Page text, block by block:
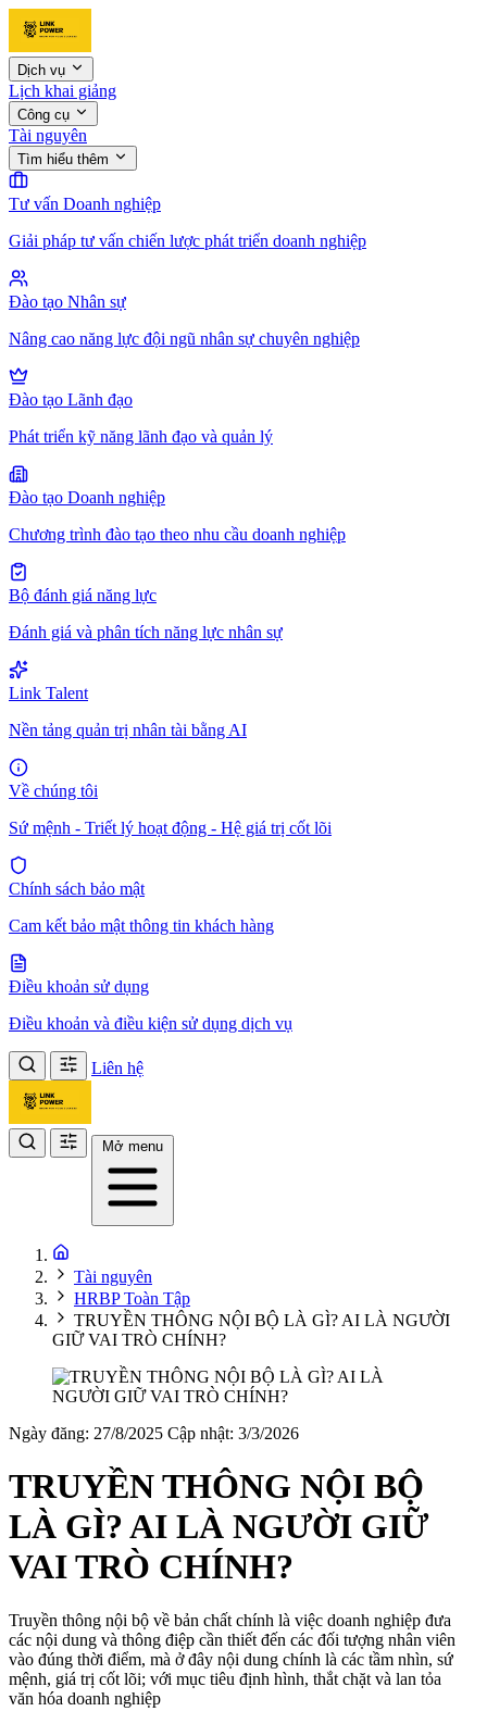
Dịch vụ
Lịch khai giảng
Công cụ
Tài nguyên
Tìm hiểu thêm
Tư vấn Doanh nghiệp
Giải pháp tư vấn chiến lược phát triển doanh nghiệp
Đào tạo Nhân sự
Nâng cao năng lực đội ngũ nhân sự chuyên nghiệp
Đào tạo Lãnh đạo
Phát triển kỹ năng lãnh đạo và quản lý
Đào tạo Doanh nghiệp
Chương trình đào tạo theo nhu cầu doanh nghiệp
Bộ đánh giá năng lực
Đánh giá và phân tích năng lực nhân sự
Link Talent
Nền tảng quản trị nhân tài bằng AI
Về chúng tôi
Sứ mệnh - Triết lý hoạt động - Hệ giá trị cốt lõi
Chính sách bảo mật
Cam kết bảo mật thông tin khách hàng
Điều khoản sử dụng
Điều khoản và điều kiện sử dụng dịch vụ
Liên hệ
Mở menu
Tài nguyên
HRBP Toàn Tập
TRUYỀN THÔNG NỘI BỘ LÀ GÌ? AI LÀ NGƯỜI
GIỮ VAI TRÒ CHÍNH?
Ngày đăng: 27/8/2025 Cập nhật: 3/3/2026
TRUYỀN THÔNG NỘI BỘ
LÀ GÌ? AI LÀ NGƯỜI GIỮ
VAI TRÒ CHÍNH?
Truyền thông nội bộ về bản chất chính là việc doanh nghiệp đưa
các nội dung và thông điệp cần thiết đến các đối tượng nhân viên
vào đúng thời điểm, mà ở đây nội dung chính là các tầm nhìn, sứ
mệnh, giá trị cốt lõi; với mục tiêu định hình, thắt chặt và lan tỏa
văn hóa doanh nghiệp